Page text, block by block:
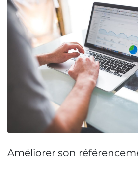
Améliorer son